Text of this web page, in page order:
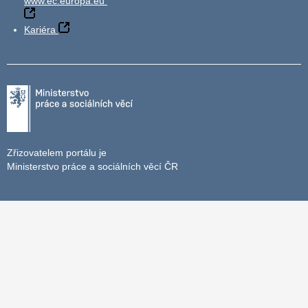
Kariéra
Zřizovatelem portálu je
Ministerstvo práce a sociálních věcí ČR